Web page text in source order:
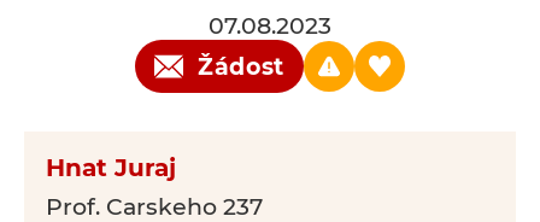
07.08.2023
Žádost
Hnat Juraj
Prof. Carskeho 237